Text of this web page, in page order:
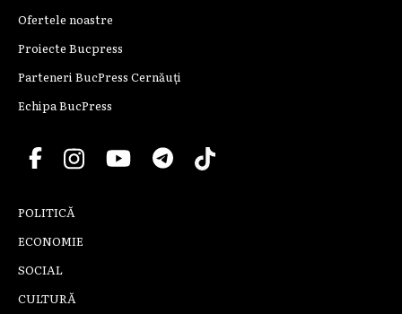
Ofertele noastre
Proiecte Bucpress
Parteneri BucPress Cernăuți
Echipa BucPress
POLITICĂ
ECONOMIE
SOCIAL
CULTURĂ